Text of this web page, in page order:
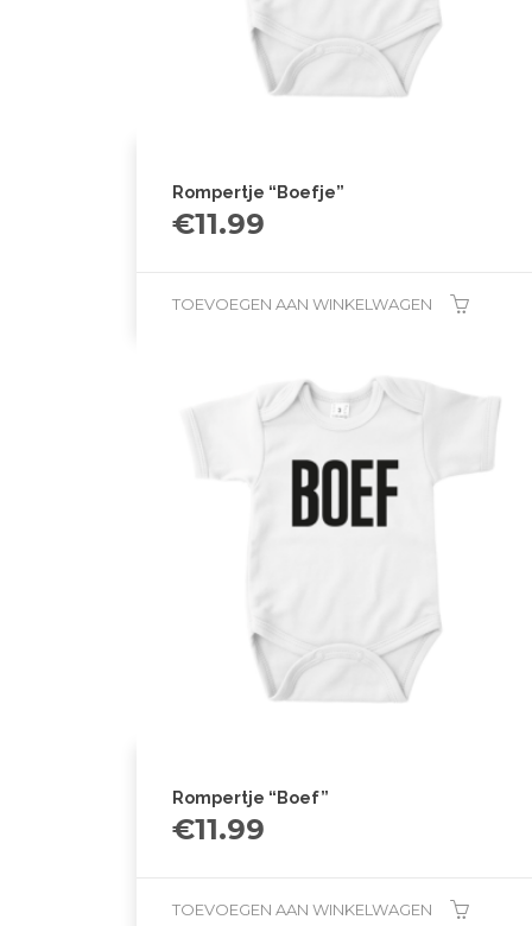
Rompertje “Boefje”
€11.99
TOEVOEGEN AAN WINKELWAGEN
Rompertje “Boef”
€11.99
TOEVOEGEN AAN WINKELWAGEN